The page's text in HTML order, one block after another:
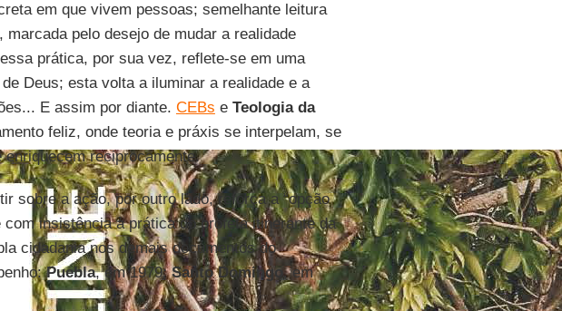
em que vivem pessoas; semelhante leitura
pelo desejo de mudar a realidade
prática, por sua vez, reflete-se em uma
Deus; esta volta a iluminar a realidade e a
E assim por diante. CEBs e Teologia da
feliz, onde teoria e práxis se interpelam, se
reciprocamente.
sobre a ação, por outro lado, reforça a “opção
insistência à prática do profeta itinerante da
cidadania nos demais documentos do
Puebla, em 1979;Santo Domingo , em